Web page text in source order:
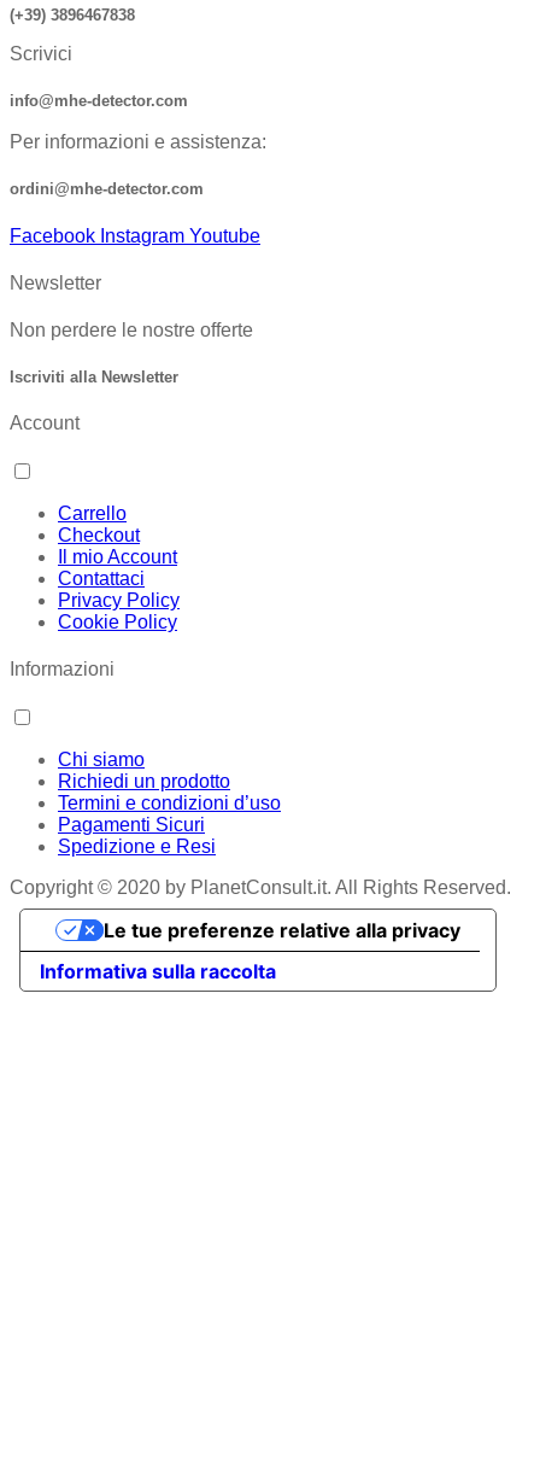
(+39) 3896467838
Scrivici
info@mhe-detector.com
Per informazioni e assistenza:
ordini@mhe-detector.com
Facebook Instagram Youtube
Newsletter
Non perdere le nostre offerte
Iscriviti alla Newsletter
Account
Carrello
Checkout
Il mio Account
Contattaci
Privacy Policy
Cookie Policy
Informazioni
Chi siamo
Richiedi un prodotto
Termini e condizioni d’uso
Pagamenti Sicuri
Spedizione e Resi
Copyright © 2020 by PlanetConsult.it. All Rights Reserved.
Informativa sulla raccolta
Le tue preferenze relative alla privacy